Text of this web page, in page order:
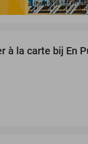
à la carte bij En